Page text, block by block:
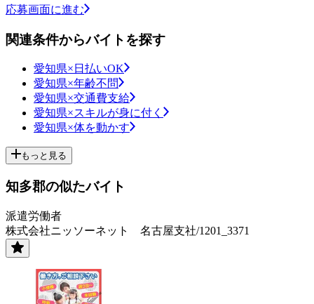
応募画面に進む
関連条件からバイトを探す
愛知県×日払いOK
愛知県×年齢不問
愛知県×交通費支給
愛知県×スキルが身に付く
愛知県×体を動かす
もっと見る
知多郡の似たバイト
派遣労働者
株式会社ニッソーネット 名古屋支社/1201_3371